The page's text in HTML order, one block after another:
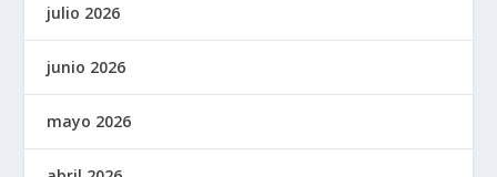
julio 2026
junio 2026
mayo 2026